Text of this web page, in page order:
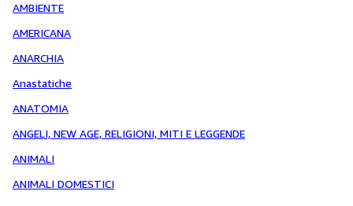
AMBIENTE
AMERICANA
ANARCHIA
Anastatiche
ANATOMIA
ANGELI, NEW AGE, RELIGIONI, MITI E LEGGENDE
ANIMALI
ANIMALI DOMESTICI